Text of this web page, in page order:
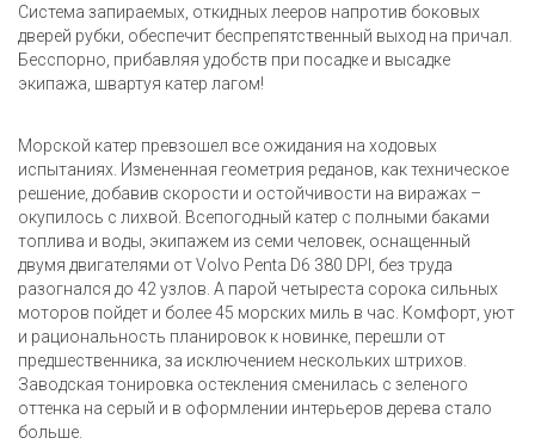
Система запираемых, откидных лееров напротив боковых
дверей рубки, обеспечит беспрепятственный выход на причал.
Бесспорно, прибавляя удобств при посадке и высадке
экипажа, швартуя катер лагом!
Морской катер превзошел все ожидания на ходовых
испытаниях. Измененная геометрия реданов, как техническое
решение, добавив скорости и остойчивости на виражах –
окупилось с лихвой. Всепогодный катер с полными баками
топлива и воды, экипажем из семи человек, оснащенный
двумя двигателями от Volvo Penta D6 380 DPI, без труда
разогнался до 42 узлов. А парой четыреста сорока сильных
моторов пойдет и более 45 морских миль в час. Комфорт, уют
и рациональность планировок к новинке, перешли от
предшественника, за исключением нескольких штрихов.
Заводская тонировка остекления сменилась с зеленого
оттенка на серый и в оформлении интерьеров дерева стало
больше.